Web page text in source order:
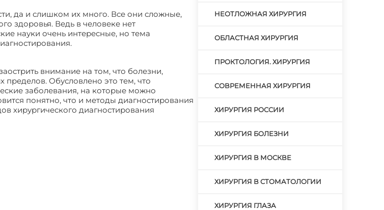
да и слишком их много. Все они сложные,
здоровья. Ведь в человеке нет
науки очень интересные, но тема
внимание на том, что болезни,
пределов. Обусловлено это тем, что
заболевания, на которые можно
понятно, что и методы диагностирования
хирургического диагностирования
НЕОТЛОЖНАЯ ХИРУРГИЯ
ОБЛАСТНАЯ ХИРУРГИЯ
ПРОКТОЛОГИЯ. ХИРУРГИЯ
СОВРЕМЕННАЯ ХИРУРГИЯ
ХИРУРГИЯ РОССИИ
ХИРУРГИЯ БОЛЕЗНИ
ХИРУРГИЯ В МОСКВЕ
ХИРУРГИЯ В СТОМАТОЛОГИИ
ХИРУРГИЯ ГЛАЗА